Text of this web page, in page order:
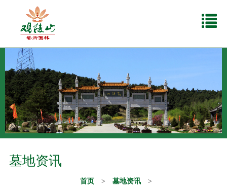
墓地资讯
首页 > 墓地资讯 >